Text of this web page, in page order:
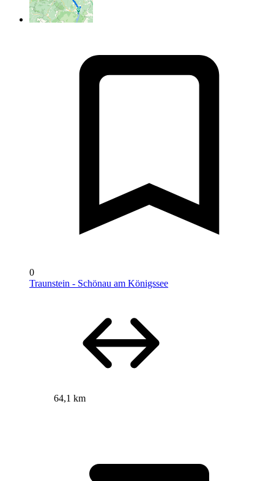
0
Traunstein - Schönau am Königssee
64,1 km